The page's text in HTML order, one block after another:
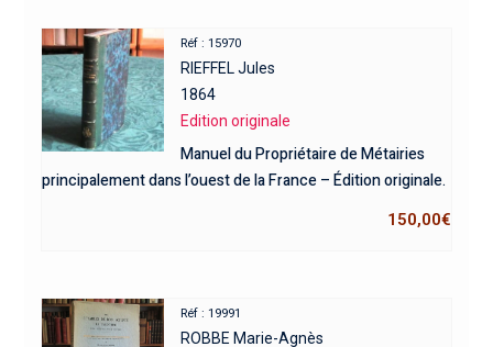
Réf : 15970
RIEFFEL Jules
1864
Edition originale
Manuel du Propriétaire de Métairies
principalement dans l’ouest de la France – Édition originale.
150,00€
Réf : 19991
ROBBE Marie-Agnès